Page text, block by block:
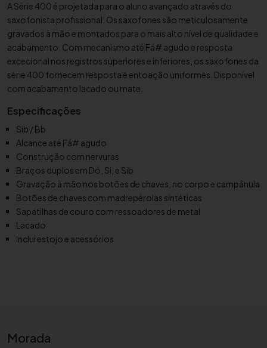
d
e
S
a
x
o
n
e
T
e
n
o
r
B
u
a
A Série 400 é projetada para o aluno avançado através do
saxofonista profissional. Os saxofones são meticulosamente
gravados à mão e montados para o mais alto nível de qualidade e
acabamento. Com mecanismo até Fá# agudo e resposta
excecional nos registros superiores e inferiores, os saxofones da
série 400 fornecem resposta e entoação uniformes. Disponível
com acabamento lacado ou mate.
Especificações
Sib / Bb
Alcance até Fá# agudo
Construção com nervuras
Braços duplos em Dó, Si, e Sib
Gravação à mão nos botões de chaves, no corpo e campânula
Botões de chaves com madrepérolas sintéticas
Sapatilhas de couro com ressoadores de metal
Lacado
Inclui estojo e acessórios
Morada